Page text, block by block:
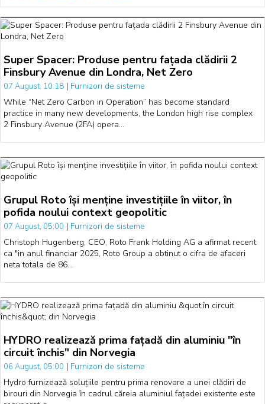
Super Spacer: Produse pentru fațada clădirii 2
Finsbury Avenue din Londra, Net Zero
07 August, 10:18 | Furnizori de sisteme
While “Net Zero Carbon in Operation” has become standard
practice in many new developments, the London high rise complex
2 Finsbury Avenue (2FA) opera…
Grupul Roto își menține investițiile în viitor, în
pofida noului context geopolitic
07 August, 05:00 | Furnizori de sisteme
Christoph Hugenberg, CEO, Roto Frank Holding AG a afirmat recent
ca "in anul financiar 2025, Roto Group a obtinut o cifra de afaceri
neta totala de 86…
HYDRO realizează prima fațadă din aluminiu "în
circuit închis" din Norvegia
06 August, 05:00 | Furnizori de sisteme
Hydro furnizează soluțiile pentru prima renovare a unei clădiri de
birouri din Norvegia în cadrul căreia aluminiul fațadei existente este